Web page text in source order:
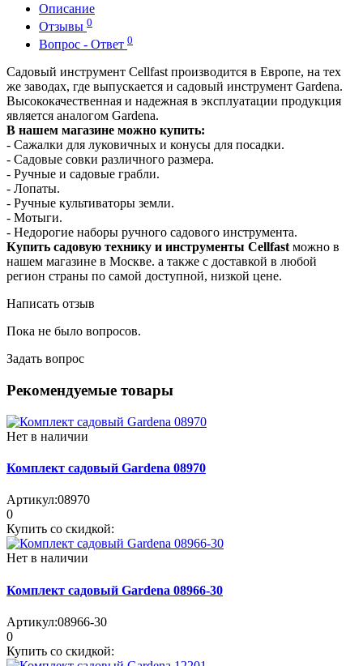
Описание
Отзывы 0
Вопрос - Ответ 0
Садовый инструмент Cellfast производится в Европе, на тех
же заводах, где выпускается и садовый инструмент Gardena.
Высококачественная и надежная в эксплуатации продукция
является аналогом Gardena.
В нашем магазине можно купить:
- Сажалки для луковичных и конусы для посадки.
- Садовые совки различного размера.
- Ручные и садовые грабли.
- Лопаты.
- Ручные культиваторы земли.
- Мотыги.
- Недорогие наборы ручного садового инструмента.
Купить садовую технику и инструменты Cellfastможно в
нашем магазине в Москве. а также с доставкой в любой
регион страны по самой доступной, низкой цене.
Написать отзыв
Пока не было вопросов.
Задать вопрос
Рекомендуемые товары
Нет в наличии
Комплект садовый Gardena 08970
Артикул:08970
0
Купить со скидкой:
Нет в наличии
Комплект садовый Gardena 08966-30
Артикул:08966-30
0
Купить со скидкой: